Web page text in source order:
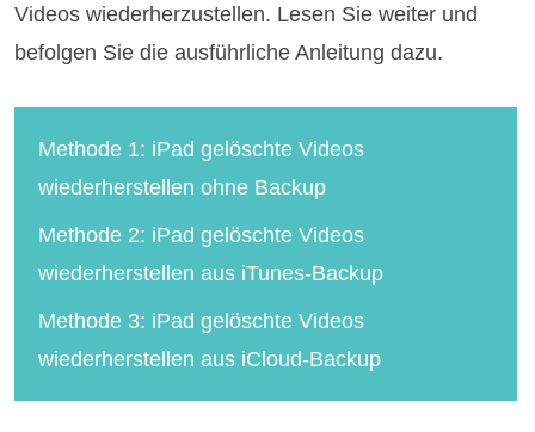
Videos wiederherzustellen. Lesen Sie weiter und
befolgen Sie die ausführliche Anleitung dazu.
Methode 1: iPad gelöschte Videos
wiederherstellen ohne Backup
Methode 2: iPad gelöschte Videos
wiederherstellen aus iTunes-Backup
Methode 3: iPad gelöschte Videos
wiederherstellen aus iCloud-Backup